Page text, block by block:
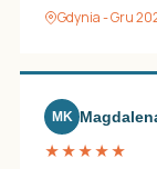
Gdynia - Gru
MK
★★★★★